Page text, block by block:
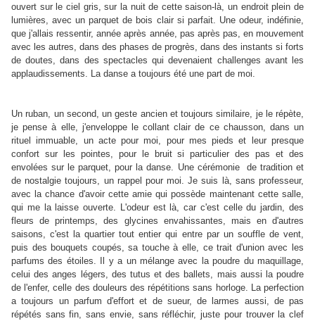
ouvert sur le ciel gris, sur la nuit de cette saison-là, un endroit plein de
lumières, avec un parquet de bois clair si parfait. Une odeur, indéfinie,
que j'allais ressentir, année après année, pas après pas, en mouvement
avec les autres, dans des phases de progrès, dans des instants si forts
de doutes, dans des spectacles qui devenaient challenges avant les
applaudissements. La danse a toujours été une part de moi.
Un ruban, un second, un geste ancien et toujours similaire, je le répète,
je pense à elle, j'enveloppe le collant clair de ce chausson, dans un
rituel immuable, un acte pour moi, pour mes pieds et leur presque
confort sur les pointes, pour le bruit si particulier des pas et des
envolées sur le parquet, pour la danse. Une cérémonie de tradition et
de nostalgie toujours, un rappel pour moi. Je suis là, sans professeur,
avec la chance d'avoir cette amie qui possède maintenant cette salle,
qui me la laisse ouverte. L'odeur est là, car c'est celle du jardin, des
fleurs de printemps, des glycines envahissantes, mais en d'autres
saisons, c'est la quartier tout entier qui entre par un souffle de vent,
puis des bouquets coupés, sa touche à elle, ce trait d'union avec les
parfums des étoiles. Il y a un mélange avec la poudre du maquillage,
celui des anges légers, des tutus et des ballets, mais aussi la poudre
de l'enfer, celle des douleurs des répétitions sans horloge. La perfection
a toujours un parfum d'effort et de sueur, de larmes aussi, de pas
répétés sans fin, sans envie, sans réfléchir, juste pour trouver la clef